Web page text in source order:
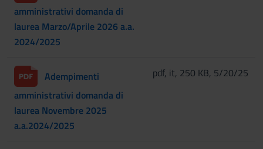
amministrativi domanda di
laurea Marzo/Aprile 2026 a.a.
2024/2025
Adempimenti
amministrativi domanda di
laurea Novembre 2025
a.a.2024/2025
pdf, it, 250 KB, 5/20/25